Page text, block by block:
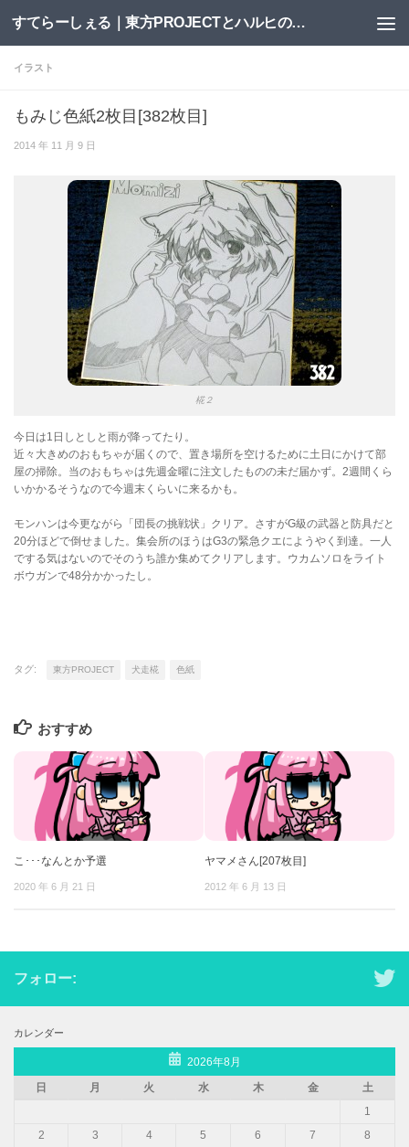
コンテンツへスキップ すてらーしぇる｜東方PROJECTとハルヒの二次創作サイト
イラスト
もみじ色紙2枚目[382枚目]
2014 年 11 月 9 日
椛２
今日は1日しとしと雨が降ってたり。
近々大きめのおもちゃが届くので、置き場所を空けるために土日にかけて部
屋の掃除。当のおもちゃは先週金曜に注文したものの未だ届かず。2週間くら
いかかるそうなので今週末くらいに来るかも。
モンハンは今更ながら「団長の挑戦状」クリア。さすがG級の武器と防具だと
20分ほどで倒せました。集会所のほうはG3の緊急クエにようやく到達。一人
でする気はないのでそのうち誰か集めてクリアします。ウカムソロをライト
ボウガンで48分かかったし。
タグ: 東方PROJECT 犬走椛 色紙
おすすめ
こ･･･なんとか予選
2020 年 6 月 21 日
ヤマメさん[207枚目]
2012 年 6 月 13 日
フォロー:
カレンダー
2026年8月
日
月 火 水 木 金
土
1
2
3 4 5 6 7
8